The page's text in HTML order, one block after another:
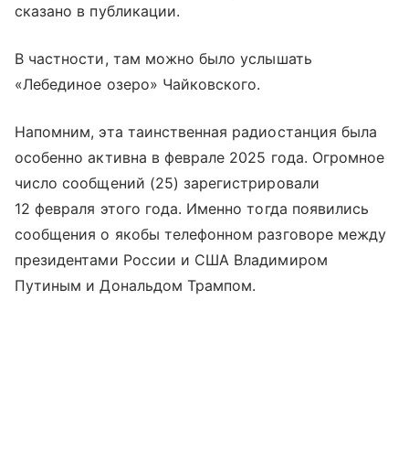
сказано в публикации.
В частности, там можно было услышать
«Лебединое озеро» Чайковского.
Напомним, эта таинственная радиостанция была
особенно активна в феврале 2025 года. Огромное
число сообщений (25) зарегистрировали
12 февраля этого года. Именно тогда появились
сообщения о якобы телефонном разговоре между
президентами России и США Владимиром
Путиным и Дональдом Трампом.